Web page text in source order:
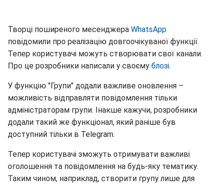
Творці поширеного месенджера WhatsApp
повідомили про реалізацію довгоочікуваної функції.
Тепер користувачі можуть створювати свої канали.
Про це розробники написали у своєму блозі.
У функцію "Групи" додали важливе оновлення –
можливість відправляти повідомлення тільки
адміністраторам групи. Інакше кажучи, розробники
додали такий же функціонал, який раніше був
доступний тільки в Telegram.
Тепер користувачі зможуть отримувати важливі
оголошення та повідомлення на будь-яку тематику.
Таким чином, наприклад, створити групу лише для